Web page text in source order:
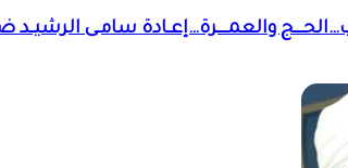
والعمـــرة…إعـادة سامـى الرشيـد